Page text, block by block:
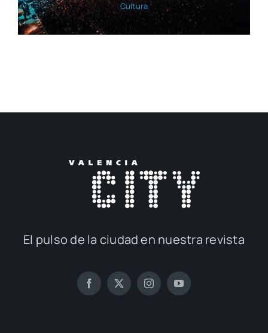
Cul­tu­ra
El pul­so de la ciu­dad en nues­tra revis­ta